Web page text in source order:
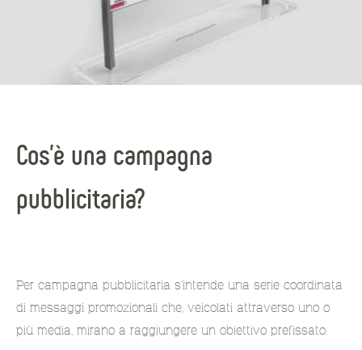
Cos’è una campagna
pubblicitaria?
Per campagna pubblicitaria s’intende una serie coordinata
di messaggi promozionali che, veicolati attraverso uno o
più media, mirano a raggiungere un obiettivo prefissato.